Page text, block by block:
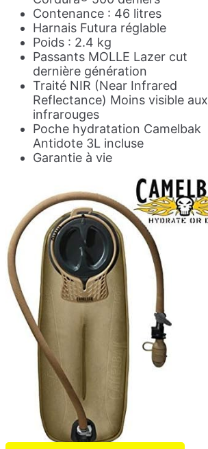
Contenance : 46 litres
Harnais Futura réglable
Poids : 2.4 kg
Passants MOLLE Lazer cut
dernière génération
Traité NIR (Near Infrared
Reflectance) Moins visible aux
infrarouges
Poche hydratation Camelbak
Antidote 3L incluse
Garantie à vie